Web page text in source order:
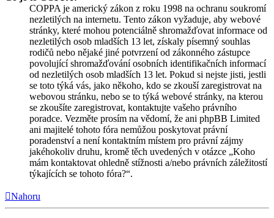
COPPA je americký zákon z roku 1998 na ochranu soukromí
nezletilých na internetu. Tento zákon vyžaduje, aby webové
stránky, které mohou potenciálně shromažďovat informace od
nezletilých osob mladších 13 let, získaly písemný souhlas
rodičů nebo nějaké jiné potvrzení od zákonného zástupce
povolující shromažďování osobních identifikačních informací
od nezletilých osob mladších 13 let. Pokud si nejste jisti, jestli
se toto týká vás, jako někoho, kdo se zkouší zaregistrovat na
webovou stránku, nebo se to týká webové stránky, na kterou
se zkoušíte zaregistrovat, kontaktujte vašeho právního
poradce. Vezměte prosím na vědomí, že ani phpBB Limited
ani majitelé tohoto fóra nemůžou poskytovat právní
poradenství a není kontaktním místem pro právní zájmy
jakéhokoliv druhu, kromě těch uvedených v otázce „Koho
mám kontaktovat ohledně stížnosti a/nebo právních záležitostí
týkajících se tohoto fóra?“.
Nahoru